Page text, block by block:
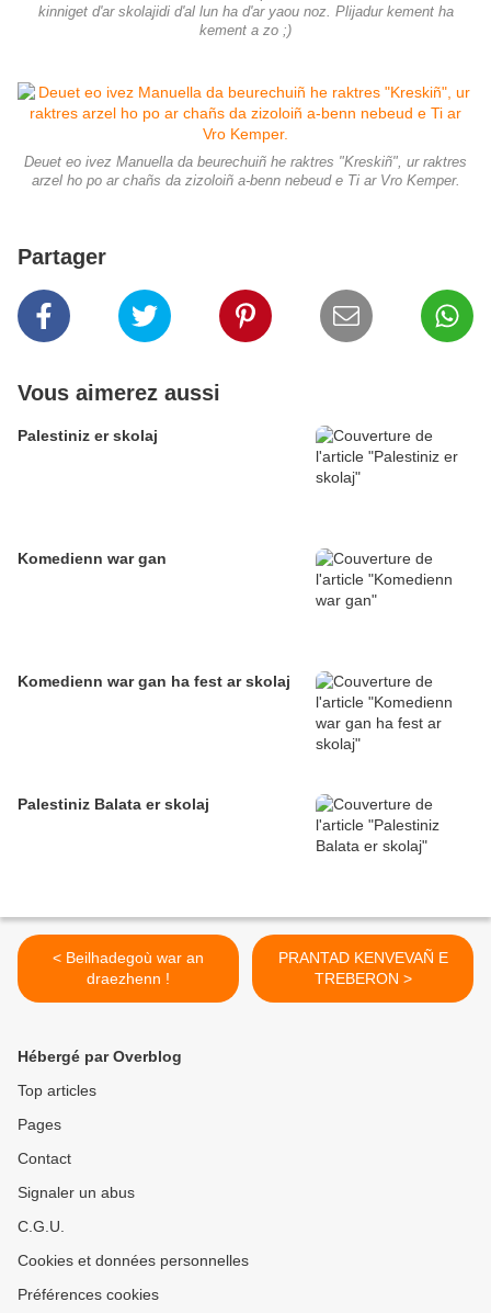
kinniget d'ar skolajidi d'al lun ha d'ar yaou noz. Plijadur kement ha
kement a zo ;)
Deuet eo ivez Manuella da beurechuiñ he raktres "Kreskiñ", ur raktres
arzel ho po ar chañs da zizoloiñ a-benn nebeud e Ti ar Vro Kemper.
Partager
Vous aimerez aussi
Palestiniz er skolaj
Komedienn war gan
Komedienn war gan ha fest ar skolaj
Palestiniz Balata er skolaj
< Beilhadegoù war an
draezhenn !
PRANTAD KENVEVAÑ E
TREBERON >
Hébergé par Overblog
Top articles
Pages
Contact
Signaler un abus
C.G.U.
Cookies et données personnelles
Préférences cookies